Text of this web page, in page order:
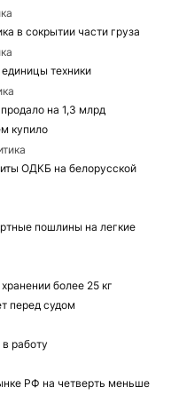
в сокрытии части груза
техники
на 1,3 млрд
купило
ОДКБ на белорусской
пошлины на легкие
более 25 кг
перед судом
работу
РФ на четверть меньше